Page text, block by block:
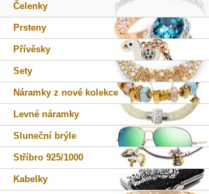
Čelenky
Prsteny
Přívěsky
Sety
Náramky z nové kolekce
Levné náramky
Sluneční brýle
Stříbro 925/1000
Kabelky